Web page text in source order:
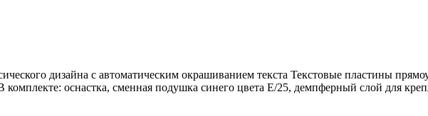
дизайна с автоматическим окрашиванием текста Текстовые пластины
оснастка, сменная подушка синего цвета E/25, демпферный слой для